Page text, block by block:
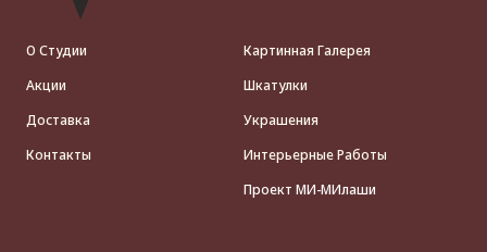
О Студии
Акции
Доставка
Контакты
Картинная Галерея
Шкатулки
Украшения
Интерьерные Работы
Проект МИ-МИлаши